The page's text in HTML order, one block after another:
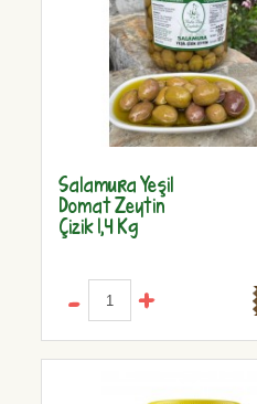
Salamura Yeşil
Domat Zeytin
Çizik 1,4 Kg
- +